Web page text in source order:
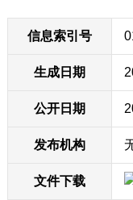
信息索引号
生成日期
公开日期
发布机构
文件下载